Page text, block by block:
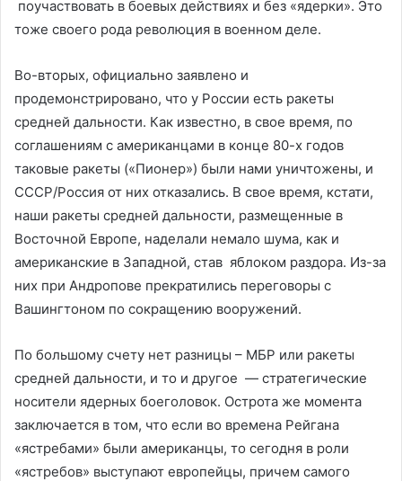
поучаствовать в боевых действиях и без «ядерки». Это
тоже своего рода революция в военном деле.
Во-вторых, официально заявлено и
продемонстрировано, что у России есть ракеты
средней дальности. Как известно, в свое время, по
соглашениям с американцами в конце 80-х годов
таковые ракеты («Пионер») были нами уничтожены, и
СССР/Россия от них отказались. В свое время, кстати,
наши ракеты средней дальности, размещенные в
Восточной Европе, наделали немало шума, как и
американские в Западной, став яблоком раздора. Из-за
них при Андропове прекратились переговоры с
Вашингтоном по сокращению вооружений.
По большому счету нет разницы – МБР или ракеты
средней дальности, и то и другое — стратегические
носители ядерных боеголовок. Острота же момента
заключается в том, что если во времена Рейгана
«ястребами» были американцы, то сегодня в роли
«ястребов» выступают европейцы, причем самого